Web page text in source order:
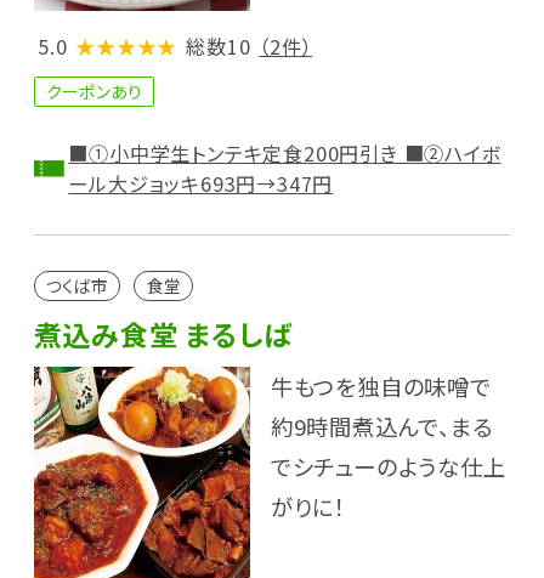
5.0 ★★★★★ 総数10 （2件）
クーポンあり
■①小中学生トンテキ定食200円引き ■②ハイボ
ール大ジョッキ693円→347円
つくば市 食堂
煮込み食堂 まるしば
牛もつを独自の味噌で
約9時間煮込んで、まる
でシチューのような仕上
がりに！